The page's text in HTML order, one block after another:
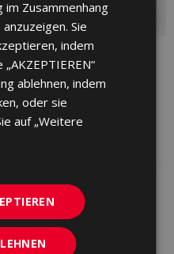
BYBLOS CENIZA 90 X
90
HXP713 | 90x90
Zu Favoriten
hinzufügen
Zusammenhang
Sie
indem
ablehnen, indem
oder sie
auf „Weitere